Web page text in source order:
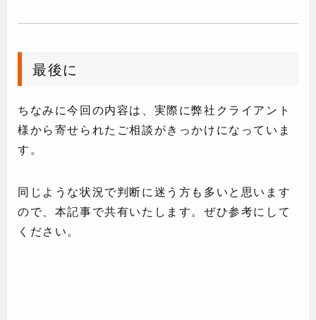
最後に
ちなみに今回の内容は、実際に弊社クライアント
様から寄せられたご相談がきっかけになっていま
す。
同じような状況で判断に迷う方も多いと思います
ので、本記事で共有いたします。ぜひ参考にして
ください。